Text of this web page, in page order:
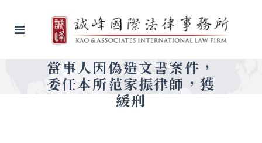
當事人因偽造文書案件，
委任本所范家振律師，獲
緩刑